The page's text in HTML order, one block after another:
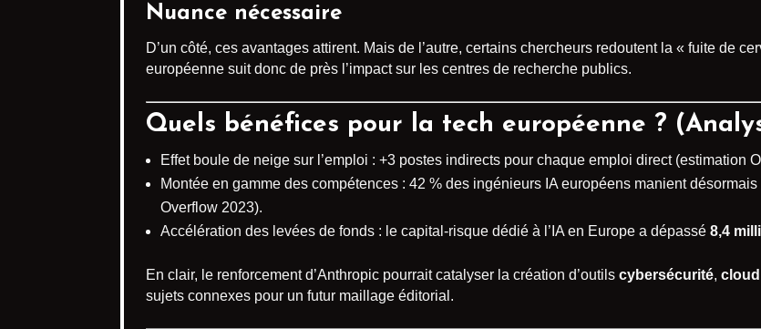
Nuance nécessaire
D’un côté, ces avantages attirent. Mais de l’autre, certains chercheurs redoutent la « fuite de
européenne suit donc de près l’impact sur les centres de recherche publics.
Quels bénéfices pour la tech européenne ?
Effet boule de neige sur l’emploi : +3 postes indirects pour chaque emploi direct (estimation
Montée en gamme des compétences : 42 % des ingénieurs IA européens manient désormais
Overflow 2023).
Accélération des levées de fonds : le capital-risque dédié à l’IA en Europe a dépassé 8,4
En clair, le renforcement d’Anthropic pourrait catalyser la création d’outils cybersécurité,
sujets connexes pour un futur maillage éditorial.